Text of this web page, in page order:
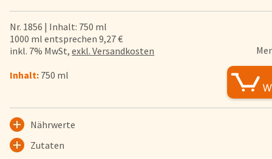
Karriere
Bezahlung & Lieferung
Herkunftsländer
Warenkorb
Login
Nr. 1856 | Inhalt: 750 ml
1000 ml entsprechen 9,27 €
inkl. 7% MwSt,exkl. Versandkosten
Inhalt: 750 ml
Nährwerte
Zutaten